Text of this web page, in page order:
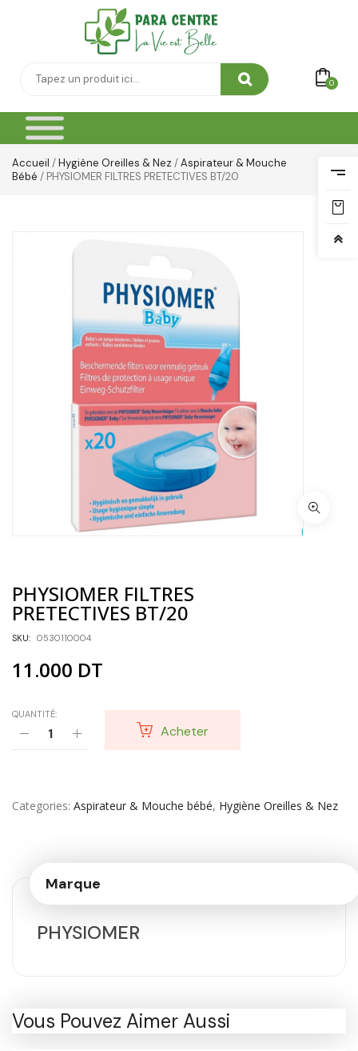
0
Accueil /Hygiène Oreilles & Nez /Aspirateur & Mouche
Bébé / PHYSIOMER FILTRES PRETECTIVES BT/20
PHYSIOMER FILTRES
PRETECTIVES BT/20
SKU: 0530110004
11.000 DT
QUANTITÉ:
Acheter
Categories Aspirateur & Mouche bébé, Hygiène Oreilles & Nez
Marque
PHYSIOMER
Vous Pouvez Aimer Aussi
Thé & Tisanes